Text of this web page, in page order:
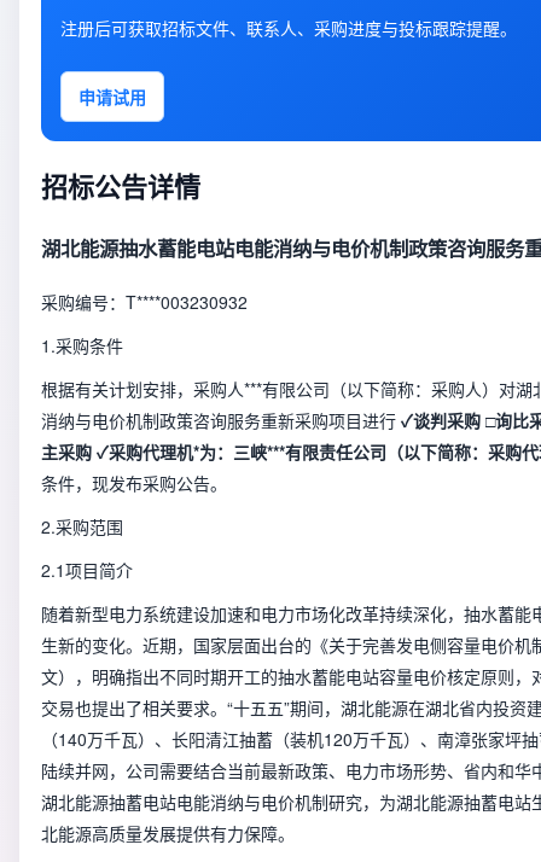
注册后可获取招标文件、联系人、采购进度与投标跟踪提醒。
申请试用
招标公告详情
湖北能源抽水蓄能电站电能消纳与电价机制政策咨询服务
采购编号：T****003230932
1.采购条件
根据有关计划安排，采购人***有限公司（以下简称：采购人）对
消纳与电价机制政策咨询服务重新采购项目进行 ✓谈判采购 □询比
主采购 ✓采购代理机*为： 三峡***有限责任公司 （以下简称：采购
条件，现发布采购公告。
2.采购范围
2.1项目简介
随着新型电力系统建设加速和电力市场化改革持续深化，抽水蓄能
生新的变化。近期，国家层面出台的《关于完善发电侧容量电价机
文），明确指出不同时期开工的抽水蓄能电站容量电价核定原则，
交易也提出了相关要求。“十五五”期间，湖北能源在湖北省内投资
（140万千瓦）、长阳清江抽蓄（装机120万千瓦）、南漳张家坪
陆续并网，公司需要结合当前最新政策、电力市场形势、省内和华
湖北能源抽蓄电站电能消纳与电价机制研究，为湖北能源抽蓄电站
北能源高质量发展提供有力保障。